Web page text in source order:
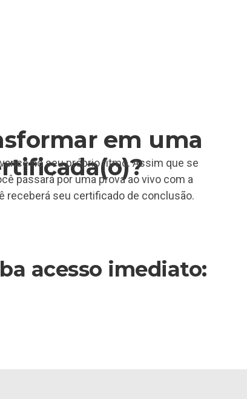
em uma
no seu próprio ritmo. Assim que se
passará por uma prova ao vivo com a
receberá seu certificado de conclusão.
acesso imediato: